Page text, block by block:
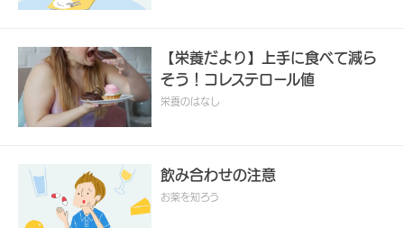
【栄養だより】上手に食べて減ら
そう！コレステロール値
栄養のはなし
飲み合わせの注意
お薬を知ろう